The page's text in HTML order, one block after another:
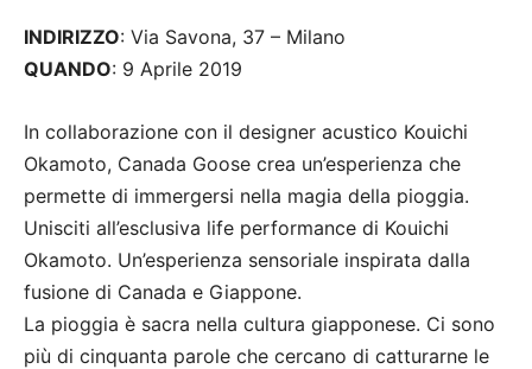
INDIRIZZO: Via Savona, 37 – Milano
QUANDO: 9 Aprile 2019
In collaborazione con il designer acustico Kouichi
Okamoto, Canada Goose crea un’esperienza che
permette di immergersi nella magia della pioggia.
Unisciti all’esclusiva life performance di Kouichi
Okamoto. Un’esperienza sensoriale inspirata dalla
fusione di Canada e Giappone.
La pioggia è sacra nella cultura giapponese. Ci sono
più di cinquanta parole che cercano di catturarne le